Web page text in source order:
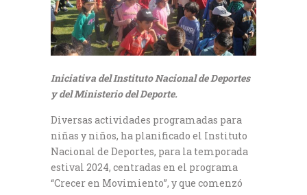
Iniciativa del Instituto Nacional de Deportes
y del Ministerio del Deporte.
Diversas actividades programadas para
niñas y niños, ha planificado el Instituto
Nacional de Deportes, para la temporada
estival 2024, centradas en el programa
“Crecer en Movimiento”, y que comenzó